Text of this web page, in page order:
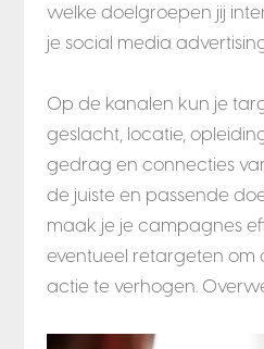
welke doelgroepen jij
je social media
Op de kanalen kun je
geslacht, locatie,
gedrag en connecties
de juiste en passende
maak je je campagnes
eventueel retargeten om
actie te verhogen.